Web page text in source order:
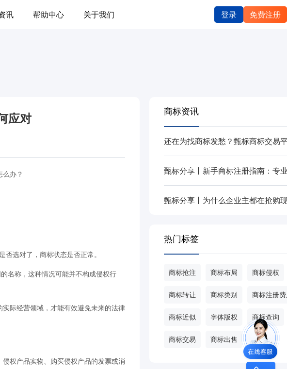
讯 帮助中心 关于我们 登录 免费注册
应对
办？
否选对了，商标状态是否正常。
名称，这种情况可能并不构成侵权行
际经营领域，才能有效避免未来的法律
权产品实物、购买侵权产品的发票或消
商标资讯
热门标签
商标抢注 商标布局 商标侵权
商标转让 商标类别 商标注册
商标近似 字体版权 商标查询
商标交易 商标出售 甄标网